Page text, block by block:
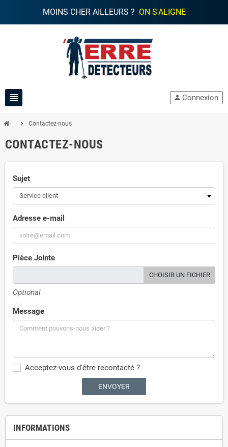
MOINS CHER AILLEURS ? ON S'ALIGNE
view_headline person Connexion
chevron_right Contactez-nous
INFORMATIONS
CONTACTEZ-NOUS
Sujet
Adresse e-mail
Pièce Jointe
CHOISIR UN FICHIER
Optional
Message
Acceptez-vous d'être recontacté ?